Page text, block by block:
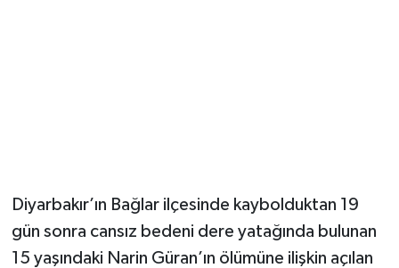
Diyarbakır’ın Bağlar ilçesinde kaybolduktan 19
gün sonra cansız bedeni dere yatağında bulunan
15 yaşındaki Narin Güran’ın ölümüne ilişkin açılan